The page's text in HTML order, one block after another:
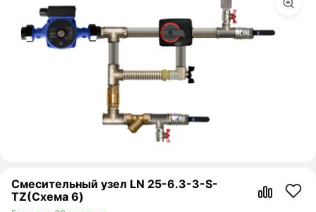
Смесительный узел LN 25-6.3-3-S-
TZ(Схема 6)